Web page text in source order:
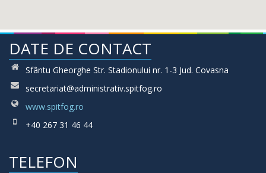
DATE DE CONTACT
Sfântu Gheorghe Str. Stadionului nr. 1-3 Jud. Covasna
secretariat@administrativ.spitfog.ro
www.spitfog.ro
+40 267 31 46 44
TELEFON